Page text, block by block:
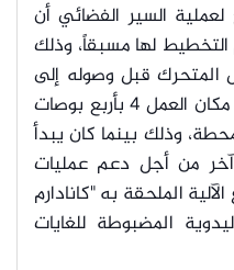
السير الفضائي أن
التخطيط لها مسبقاً، وذلك
المتحرك قبل وصوله إلى
نقطة التحميل الخاصة به في مكان العمل 4 بأربع بوصات
وذلك بينما كان يبدأ
من أجل دعم عمليات
الملحقة به "كانادارم
المضبوطة للغايات